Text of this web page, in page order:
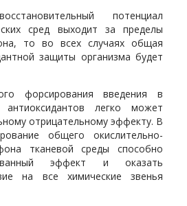
потенциал
сред выходит за пределы
то во всех случаях общая
защиты организма будет
форсирования введения в
антиоксидантов легко может
отрицательному эффекту. В
общего окислительно-
тканевой среды способно
эффект и оказать
на все химические звенья